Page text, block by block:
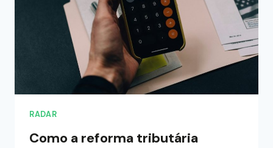
RADAR
Como a reforma tributária